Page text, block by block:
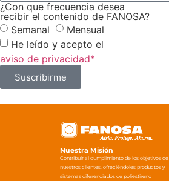
¿Con que frecuencia desea
recibir el contenido de FANOSA?
Semanal
Mensual
He leído y acepto el
aviso de privacidad*
Suscribirme
Nuestra Misión
Contribuir al cumplimiento de los objetivos de
nuestros clientes, ofreciéndoles productos y
sistemas diferenciados de poliestireno